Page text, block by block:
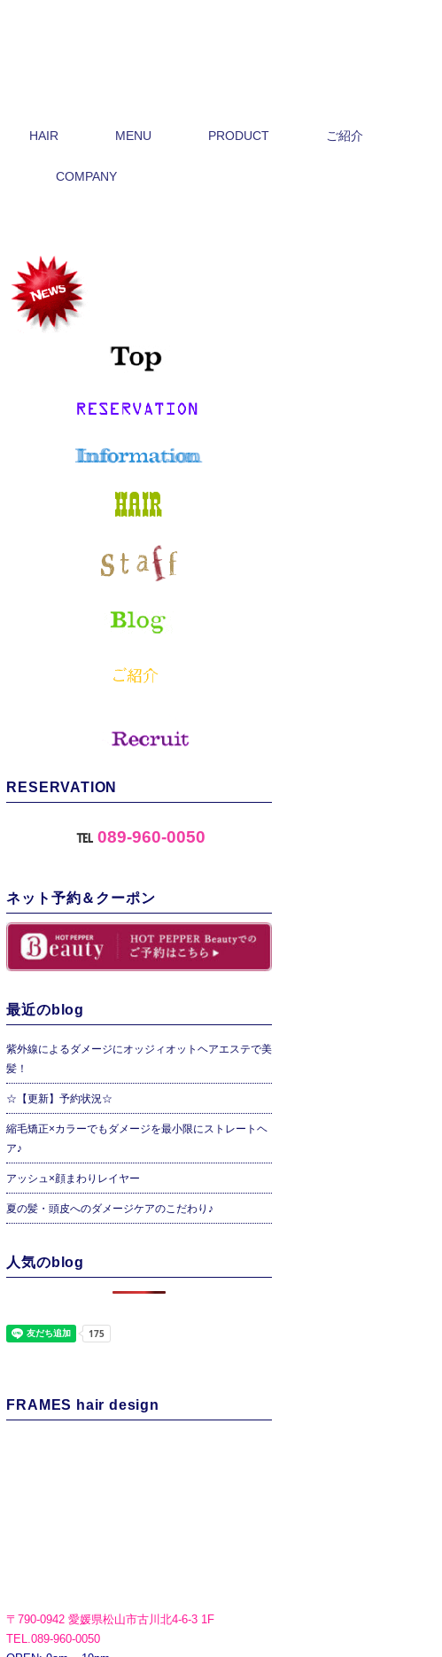
HAIR MENU PRODUCT ご紹介
COMPANY
RESERVATION
℡089-960-0050
ネット予約＆クーポン
最近のblog
紫外線によるダメージにオッジィオットヘアエステで美
髪！
☆【更新】予約状況☆
縮毛矯正×カラーでもダメージを最小限にストレートヘ
ア♪
アッシュ×顔まわりレイヤー
夏の髪・頭皮へのダメージケアのこだわり♪
人気のblog
FRAMES hair design
〒790-0942 愛媛県松山市古川北4-6-3 1F
TEL.089-960-0050